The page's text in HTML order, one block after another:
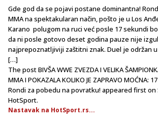
Gde god da se pojavi postane dominantna!
MMA na spektakularan način, pošto je u Los
Karano polugom na ruci već posle 17 sekundi
da ni posle gotovo deset godina pauze nije
najprepoznatljiviji zaštitni znak. Duel je održan
[…]
The post BIVŠA WWE ZVEZDA I VELIKA
MMA I POKAZALA KOLIKO JE ZAPRAVO MOĆNA:
Rondi za pobedu na povratku! appeared first
HotSport.
Nastavak na HotSport.rs...